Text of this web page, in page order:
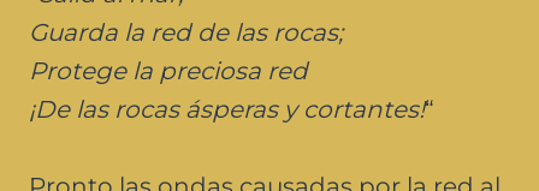
⁠Guarda la red de las rocas;
Protege la preciosa red
¡De las rocas ásperas y cortantes!“